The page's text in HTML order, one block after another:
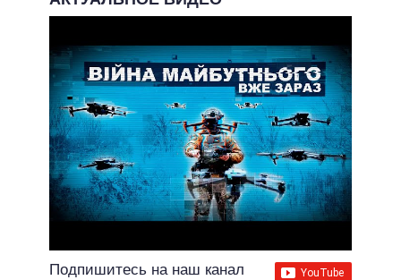
Подпишитесь на наш канал